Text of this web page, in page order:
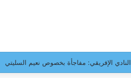
النادي الإفريقي: مفاجأة بخصوص نعيم السليتي